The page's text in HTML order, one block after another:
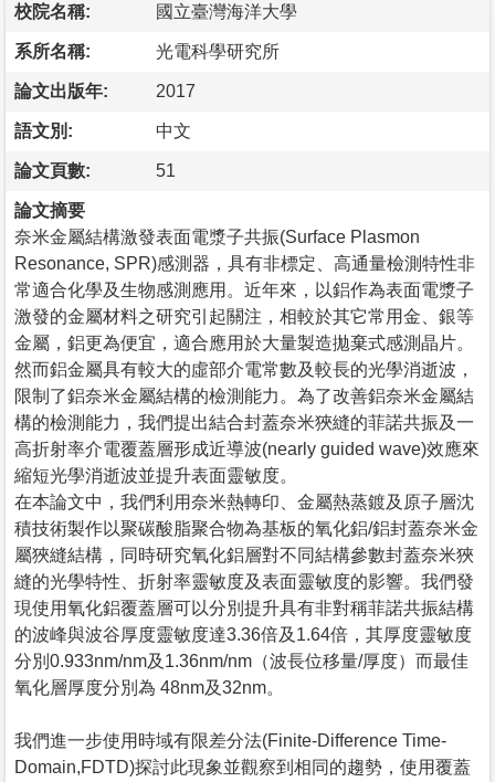
校院名稱: 國立臺灣海洋大學
系所名稱: 光電科學研究所
論文出版年: 2017
語文別: 中文
論文頁數: 51
論文摘要
奈米金屬結構激發表面電漿子共振(Surface Plasmon
Resonance, SPR)感測器，具有非標定、高通量檢測特性非
常適合化學及生物感測應用。近年來，以鋁作為表面電漿子
激發的金屬材料之研究引起關注，相較於其它常用金、銀等
金屬，鋁更為便宜，適合應用於大量製造拋棄式感測晶片。
然而鋁金屬具有較大的虛部介電常數及較長的光學消逝波，
限制了鋁奈米金屬結構的檢測能力。為了改善鋁奈米金屬結
構的檢測能力，我們提出結合封蓋奈米狹縫的菲諾共振及一
高折射率介電覆蓋層形成近導波(nearly guided wave)效應來
縮短光學消逝波並提升表面靈敏度。
在本論文中，我們利用奈米熱轉印、金屬熱蒸鍍及原子層沈
積技術製作以聚碳酸脂聚合物為基板的氧化鋁/鋁封蓋奈米金
屬狹縫結構，同時研究氧化鋁層對不同結構參數封蓋奈米狹
縫的光學特性、折射率靈敏度及表面靈敏度的影響。我們發
現使用氧化鋁覆蓋層可以分別提升具有非對稱菲諾共振結構
的波峰與波谷厚度靈敏度達3.36倍及1.64倍，其厚度靈敏度
分別0.933nm/nm及1.36nm/nm（波長位移量/厚度）而最佳
氧化層厚度分別為 48nm及32nm。
我們進一步使用時域有限差分法(Finite-Difference Time-
Domain,FDTD)探討此現象並觀察到相同的趨勢，使用覆蓋